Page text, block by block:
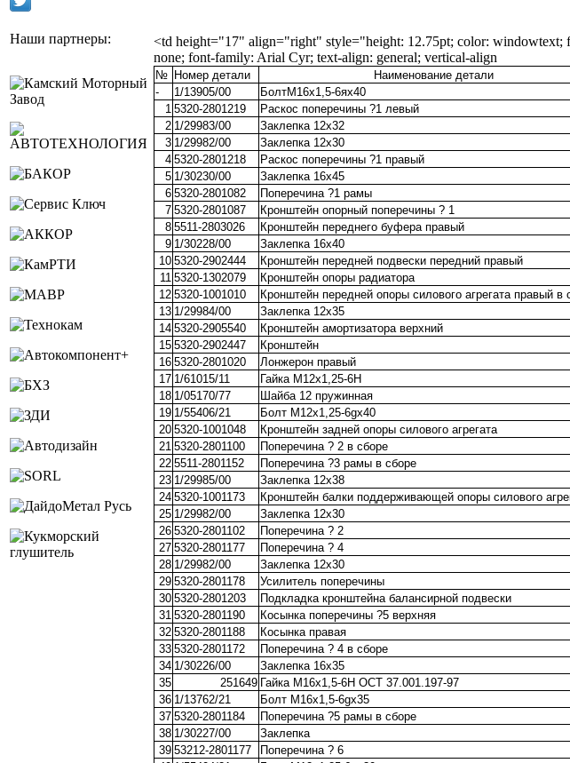
Наши партнеры:
<td height="17" align="right" style="height: 12.75pt; color: windowtext;
none; font-family: Arial Cyr; text-align: general; vertical-align
№ Номер детали
Наименование детали
-
1/13905/00
БолтМ16х1,5-6ях40
1 5320-2801219
Раскос поперечины ?1 левый
2 1/29983/00
Заклепка 12х32
3 1/29982/00
Заклепка 12х30
4 5320-2801218
Раскос поперечины ?1 правый
5 1/30230/00
Заклепка 16х45
6 5320-2801082
Поперечина ?1 рамы
7 5320-2801087
Кронштейн опорный поперечины ? 1
8 5511-2803026
Кронштейн переднего буфера правый
9 1/30228/00
Заклепка 16х40
10 5320-2902444
Кронштейн передней подвески передний правый
11 5320-1302079
Кронштейн опоры радиатора
12 5320-1001010
Кронштейн передней опоры силового агрегата правый в
13 1/29984/00
Заклепка 12х35
14 5320-2905540
Кронштейн амортизатора верхний
15 5320-2902447
Кронштейн
16 5320-2801020
Лонжерон правый
17 1/61015/11
Гайка М12х1,25-6Н
18 1/05170/77
Шайба 12 пружинная
19 1/55406/21
Болт М12х1,25-6gх40
20 5320-1001048
Кронштейн задней опоры силового агрегата
21 5320-2801100
Поперечина ? 2 в сборе
22 5511-2801152
Поперечина ?3 рамы в сборе
23 1/29985/00
Заклепка 12х38
24 5320-1001173
Кронштейн балки поддерживающей опоры силового
25 1/29982/00
Заклепка 12х30
26 5320-2801102
Поперечина ? 2
27 5320-2801177
Поперечина ? 4
28 1/29982/00
Заклепка 12х30
29 5320-2801178
Усилитель поперечины
30 5320-2801203
Подкладка кронштейна балансирной подвески
31 5320-2801190
Косынка поперечины ?5 верхняя
32 5320-2801188
Косынка правая
33 5320-2801172
Поперечина ? 4 в сборе
34 1/30226/00
Заклепка 16х35
35
251649 Гайка М16х1,5-6Н ОСТ 37.001.197-97
36 1/13762/21
Болт М16х1,5-6gх35
37 5320-2801184
Поперечина ?5 рамы в сборе
38 1/30227/00
Заклепка
39 53212-2801177
Поперечина ? 6